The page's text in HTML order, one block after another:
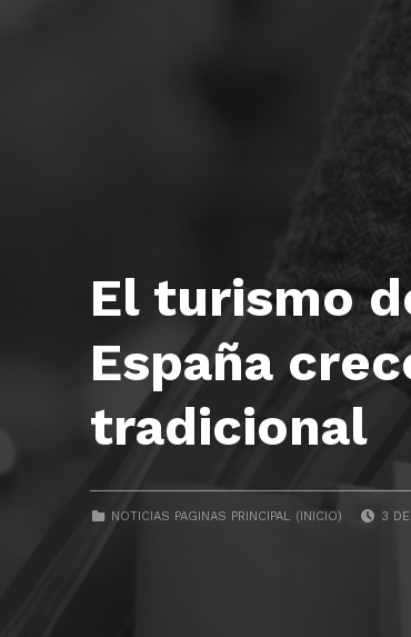
El turismo
España
tradicional
CATEGORIZED IN:
NOTICIAS PAGINAS PRINCIPAL (INICIO) 3